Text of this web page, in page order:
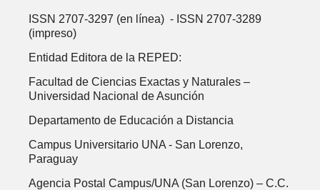
ISSN 2707-3297 (en línea) - ISSN 2707-3289
(impreso)
Entidad Editora de la REPED:
Facultad de Ciencias Exactas y Naturales –
Universidad Nacional de Asunción
Departamento de Educación a Distancia
Campus Universitario UNA - San Lorenzo,
Paraguay
Agencia Postal Campus/UNA (San Lorenzo) – C.C.